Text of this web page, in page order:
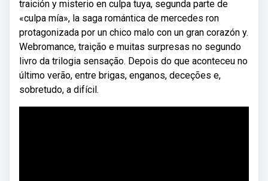
traición y misterio en culpa tuya, segunda parte de
«culpa mía», la saga romántica de mercedes ron
protagonizada por un chico malo con un gran corazón y.
Webromance, traição e muitas surpresas no segundo
livro da trilogia sensação. Depois do que aconteceu no
último verão, entre brigas, enganos, deceções e,
sobretudo, a difícil.